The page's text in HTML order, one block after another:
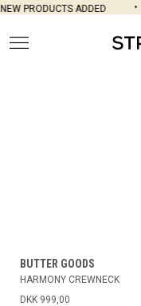
PRODUCTS ADDED
BUTTER GOODS
HARMONY CREWNECK
DKK 999,00